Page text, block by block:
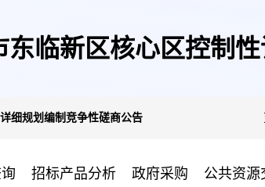
临新区核心区控制
细规划编制竞争性磋商公告
招标产品分析 政府采购 公共资源